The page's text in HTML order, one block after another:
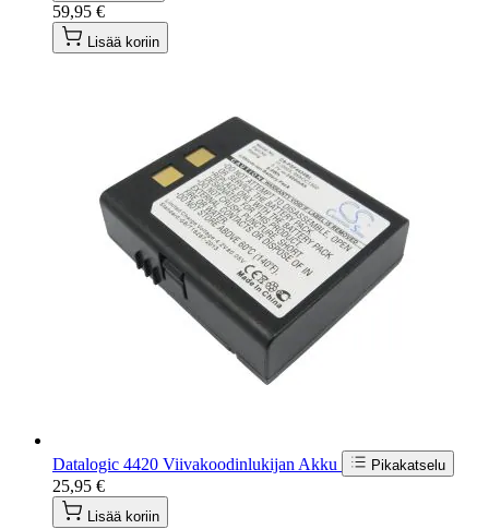
59,95 €
Lisää koriin
Datalogic 4420 Viivakoodinlukijan Akku Pikakatselu
25,95 €
Lisää koriin